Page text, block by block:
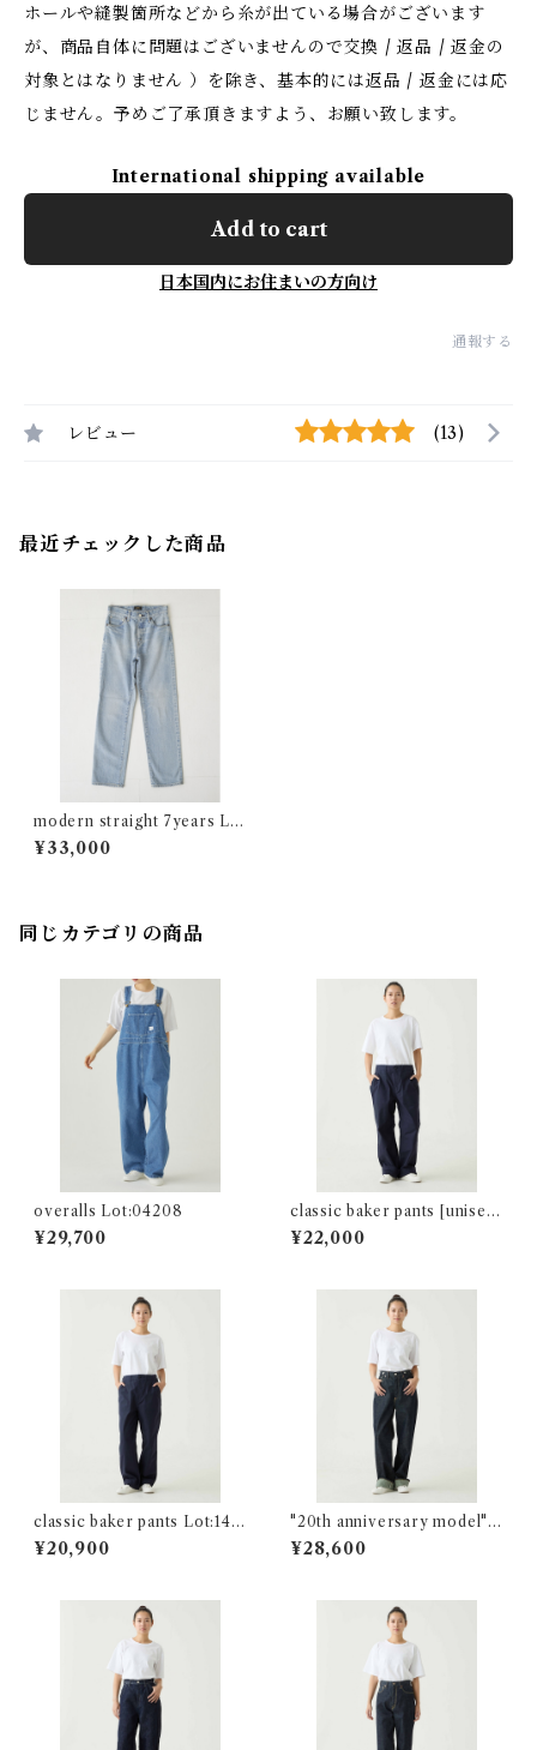
ホールや縫製箇所などから糸が出ている場合がございます
が、商品自体に問題はございませんので交換 / 返品 / 返金の
対象とはなりません ）を除き、基本的には返品 / 返金には応
じません。予めご了承頂きますよう、お願い致します。
International shipping available
Add to cart
日本国内にお住まいの方向け
通報する
レビュー (13)
最近チェックした商品
modern straight 7years Lo
t:04702
¥33,000
同じカテゴリの商品
overalls Lot:04208
¥29,700
classic baker pants [unisex
size] Lot:14701 unisex
¥22,000
classic baker pants Lot:147
01
¥20,900
"20th anniversary model" 3
0`s cut re.birth Lot:04503-
00
¥28,600